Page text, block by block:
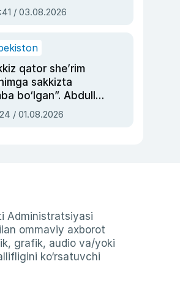
sud hukmi o‘qildi
/ 03.08.2026
qator she’rim
sakkizta
bo‘lgan”. Abdulla
siyosiy
asrab
/ 01.08.2026
Administratsiyasi
ommaviy axborot
grafik, audio va/yoki
ko‘rsatuvchi